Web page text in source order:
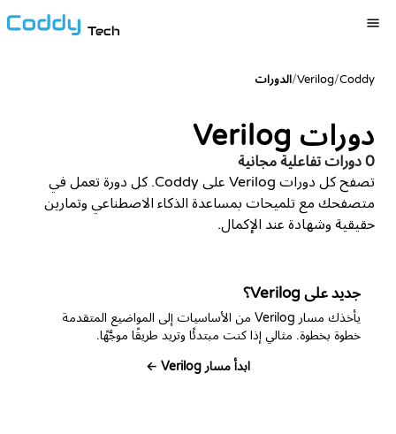
Tech
Coddy
/
Verilog
/الدورات
دورات Verilog
0 دورات تفاعلية مجانية
تصفح كل دورات Verilog على Coddy. كل دورة تعمل في
متصفحك مع تلميحات بمساعدة الذكاء الاصطناعي وتمارين
حقيقية وشهادة عند الإكمال.
جديد على Verilog؟
يأخذك مسار Verilog من الأساسيات إلى المواضيع المتقدمة
خطوة بخطوة. مثالي إذا كنت مبتدئًا وتريد طريقًا موجَّهًا.
ابدأ مسار Verilog ←